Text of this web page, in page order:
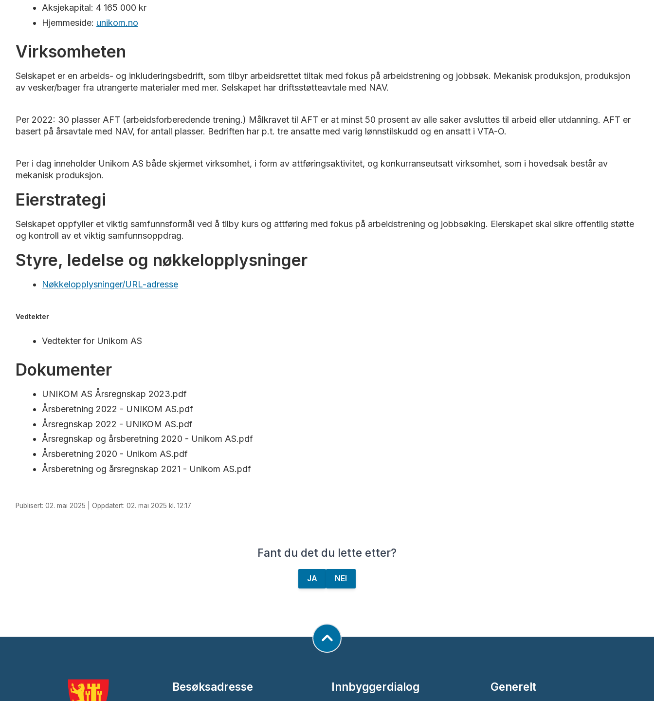
Aksjekapital: 4 165 000 kr
Hjemmeside: unikom.no
Virksomheten
Selskapet er en arbeids- og inkluderingsbedrift, som tilbyr arbeidsrettet tiltak med fokus på arbeidstrening og jobbsøk. Mekanisk produksjon, produksjon
av vesker/bager fra utrangerte materialer med mer. Selskapet har driftsstøtteavtale med NAV.
Per 2022: 30 plasser AFT (arbeidsforberedende trening.) Målkravet til AFT er at minst 50 prosent av alle saker avsluttes til arbeid eller utdanning. AFT er
basert på årsavtale med NAV, for antall plasser. Bedriften har p.t. tre ansatte med varig lønnstilskudd og en ansatt i VTA-O.
Per i dag inneholder Unikom AS både skjermet virksomhet, i form av attføringsaktivitet, og konkurranseutsatt virksomhet, som i hovedsak består av
mekanisk produksjon.
Eierstrategi
Selskapet oppfyller et viktig samfunnsformål ved å tilby kurs og attføring med fokus på arbeidstrening og jobbsøking. Eierskapet skal sikre offentlig støtte
og kontroll av et viktig samfunnsoppdrag.
Styre, ledelse og nøkkelopplysninger
Nøkkelopplysninger/URL-adresse
Vedtekter
Vedtekter for Unikom AS
Dokumenter
UNIKOM AS Årsregnskap 2023.pdf
Årsberetning 2022 - UNIKOM AS.pdf
Årsregnskap 2022 - UNIKOM AS.pdf
Årsregnskap og årsberetning 2020 - Unikom AS.pdf
Årsberetning 2020 - Unikom AS.pdf
Årsberetning og årsregnskap 2021 - Unikom AS.pdf
Publisert: 02. mai 2025 | Oppdatert: 02. mai 2025 kl. 12:17
Fant du det du lette etter?
JA NEI
Besøksadresse Innbyggerdialog Generelt